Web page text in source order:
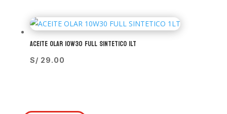
ACEITE OLAR 10W30 FULL SINTETICO 1LT
S/ 29.00